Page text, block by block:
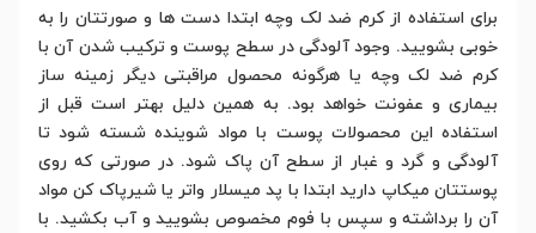
برای استفاده از کرم ضد لک وچه ابتدا دست ها و صورتتان را به
خوبی بشویید. وجود آلودگی در سطح پوست و ترکیب شدن آن با
کرم ضد لک وچه یا هرگونه محصول مراقبتی دیگر زمینه ساز
بیماری و عفونت خواهد بود. به همین دلیل بهتر است قبل از
استفاده این محصولات پوست با مواد شوینده شسته شود تا
آلودگی و گرد و غبار از سطح آن پاک شود. در صورتی که روی
پوستتان میکاپ دارید ابتدا با پد میسلار واتر یا شیرپاک کن مواد
آن را برداشته و سپس با فوم مخصوص بشویید و آب بکشید. با